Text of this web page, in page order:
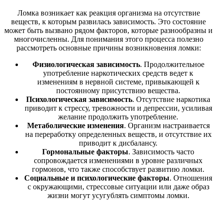
Ломка возникает как реакция организма на отсутствие
веществ, к которым развилась зависимость. Это состояние
может быть вызвано рядом факторов, которые разнообразны и
многочисленны. Для понимания этого процесса полезно
рассмотреть основные причины возникновения ломки:
Физиологическая зависимость. Продолжительное
употребление наркотических средств ведет к
изменениям в нервной системе, привыкающей к
постоянному присутствию вещества.
Психологическая зависимость. Отсутствие наркотика
приводит к стрессу, тревожности и депрессии, усиливая
желание продолжить употребление.
Метаболические изменения. Организм настраивается
на переработку определенных веществ, и отсутствие их
приводит к дисбалансу.
Гормональные факторы. Зависимость часто
сопровождается изменениями в уровне различных
гормонов, что также способствует развитию ломки.
Социальные и психологические факторы. Отношения
с окружающими, стрессовые ситуации или даже образ
жизни могут усугублять симптомы ломки.